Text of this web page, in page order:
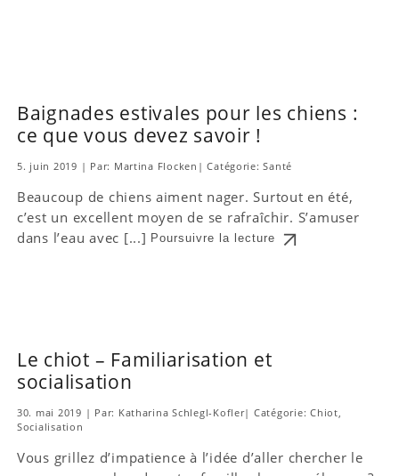
Baignades estivales pour les chiens :
ce que vous devez savoir !
5. juin 2019 | Par: Martina Flocken | Catégorie:Santé
Beaucoup de chiens aiment nager. Surtout en été,
c’est un excellent moyen de se rafraîchir. S’amuser
dans l’eau avec [...] Poursuivre la lecture
Le chiot – Familiarisation et
socialisation
30. mai 2019 | Par: Katharina Schlegl-Kofler| Catégorie:Chiot
Socialisation
Vous grillez d’impatience à l’idée d’aller chercher le